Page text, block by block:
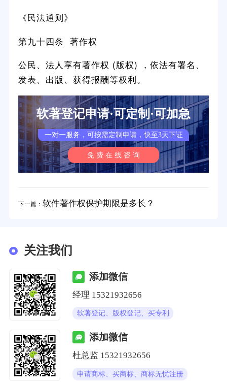
《民法通则》
第九十四条 著作权
公民、法人享有著作权 (版权) ，依法有署名、
发表、出版、获得报酬等权利。
软著登记申请·可定制·可加急
一对一服务，可按需定制申请，快至3天下证
免 费 在 线 咨 询
下一篇： 软件著作权保护期限是多长？
关注我们
添加微信
经理 15321932656
软著登记、版权登记、买专利
添加微信
杜总监 15321932656
申请商标、买商标、商标无忧注册